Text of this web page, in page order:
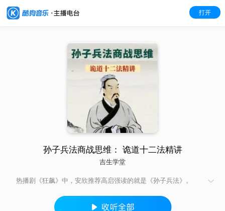
打开
孙子兵法商战思维： 诡道十二法精讲
吉生学堂
热播剧《狂飙》中，安欣推荐高启强读的就是《孙子兵法》。
步；其实，只要抓住兵法的根本思想，就会发现处处豁然开朗、
字字明明白白。 兵法首先不是战法，而是不战之法；不是战胜之